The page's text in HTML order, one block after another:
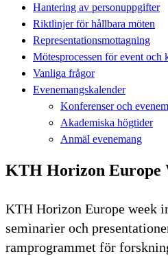
Hantering av personuppgifter
Riktlinjer för hållbara möten
Representationsmottagning
Mötesprocessen för event och
Vanliga frågor
Evenemangskalender
Konferenser och
Akademiska högtider
Anmäl evenemang
KTH Horizon Europe
KTH Horizon Europe week
seminarier och
ramprogrammet för